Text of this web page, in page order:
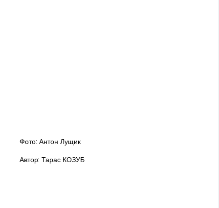
Фото: Антон Лущик
Автор: Тарас КОЗУБ